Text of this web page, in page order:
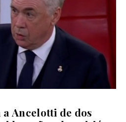
Ancelotti de dos